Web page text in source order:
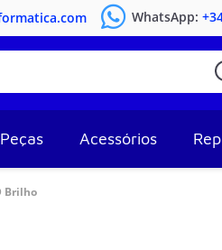
WhatsApp:
Peças Acessórios
Brilho